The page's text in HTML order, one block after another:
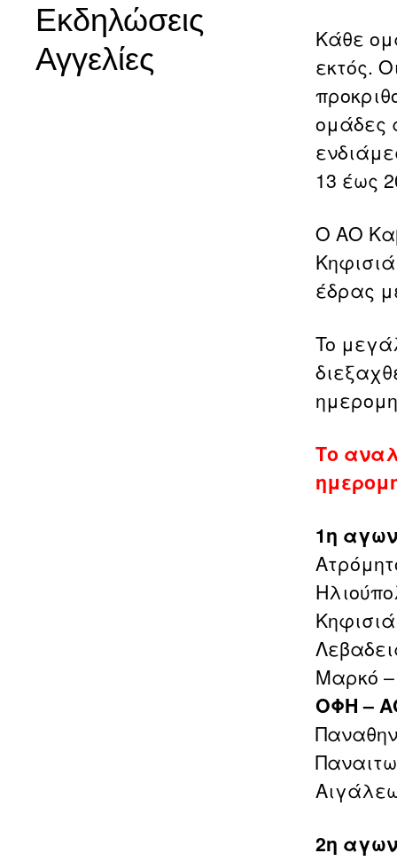
Εκδηλώσεις
Αγγελίες
Κάθε
εκτός.
ομάδες
13 έως
Ο ΑΟ
έδρας
To
Το
1η
Μαρκό
ΟΦΗ –
2η